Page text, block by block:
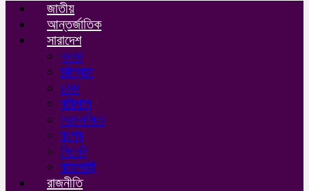
জাতীয়
আন্তর্জাতিক
সারাদেশ
খুলনা
চট্টগ্রাম
ঢাকা
বরিশাল
ময়মনসিংহ
রংপুর
সিলেট
রাজশাহী
রাজনীতি